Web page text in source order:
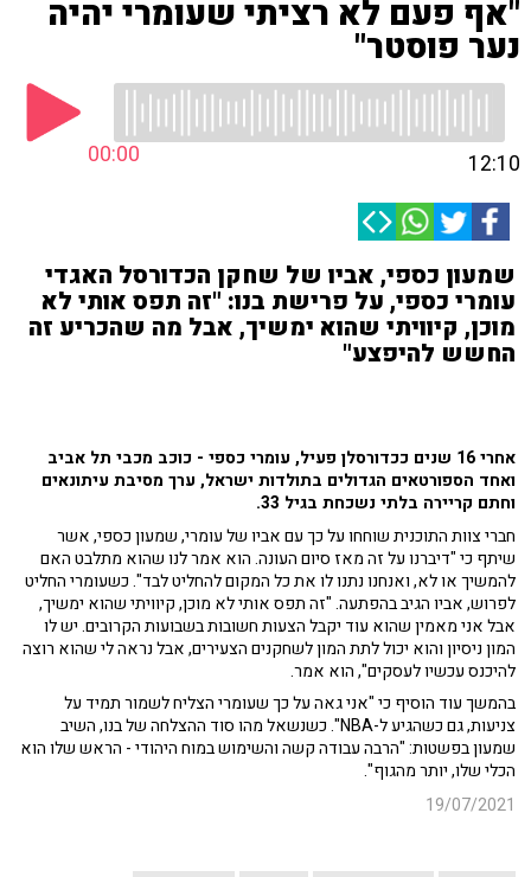
"אף פעם לא רציתי שעומרי יהיה
נער פוסטר"
00:00 12:10
שמעון כספי, אביו של שחקן הכדורסל האגדי
עומרי כספי, על פרישת בנו: "זה תפס אותי לא
מוכן, קיוויתי שהוא ימשיך, אבל מה שהכריע זה
החשש להיפצע"
אחרי 16 שנים ככדורסלן פעיל, עומרי כספי - כוכב מכבי תל אביב
ואחד הספורטאים הגדולים בתולדות ישראל, ערך מסיבת עיתונאים
וחתם קריירה בלתי נשכחת בגיל 33.
חברי צוות התוכנית שוחחו על כך עם אביו של עומרי, שמעון כספי, אשר
שיתף כי "דיברנו על זה מאז סיום העונה. הוא אמר לנו שהוא מתלבט האם
להמשיך או לא, ואנחנו נתנו לו את כל המקום להחליט לבד". כשעומרי החליט
לפרוש, אביו הגיב בהפתעה. "זה תפס אותי לא מוכן, קיוויתי שהוא ימשיך,
אבל אני מאמין שהוא עוד יקבל הצעות חשובות בשבועות הקרובים. יש לו
המון ניסיון והוא יכול לתת המון לשחקנים הצעירים, אבל נראה לי שהוא רוצה
להיכנס עכשיו לעסקים", הוא אמר.
בהמשך עוד הוסיף כי "אני גאה על כך שעומרי הצליח לשמור תמיד על
צניעות, גם כשהגיע ל-NBA". כשנשאל מהו סוד ההצלחה של בנו, השיב
שמעון בפשטות: "הרבה עבודה קשה והשימוש במוח היהודי - הראש שלו הוא
הכלי שלו, יותר מהגוף".
19/07/2021